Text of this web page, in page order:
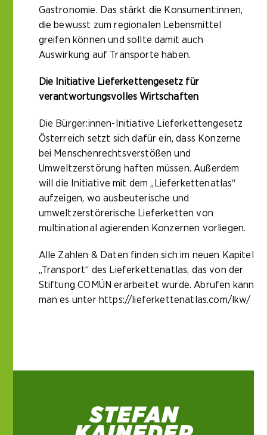
Gastronomie. Das stärkt die Konsument:innen,
die bewusst zum regionalen Lebensmittel
greifen können und sollte damit auch
Auswirkung auf Transporte haben.
Die Initiative Lieferkettengesetz für
verantwortungsvolles Wirtschaften
Die Bürger:innen-Initiative Lieferkettengesetz
Österreich setzt sich dafür ein, dass Konzerne
bei Menschenrechtsverstößen und
Umweltzerstörung haften müssen. Außerdem
will die Initiative mit dem „Lieferkettenatlas“
aufzeigen, wo ausbeuterische und
umweltzerstörerische Lieferketten von
multinational agierenden Konzernen vorliegen.
Alle Zahlen & Daten finden sich im neuen Kapitel
„Transport“ des Lieferkettenatlas, das von der
Stiftung COMÚN erarbeitet wurde. Abrufen kann
man es unter https://lieferkettenatlas.com/lkw/